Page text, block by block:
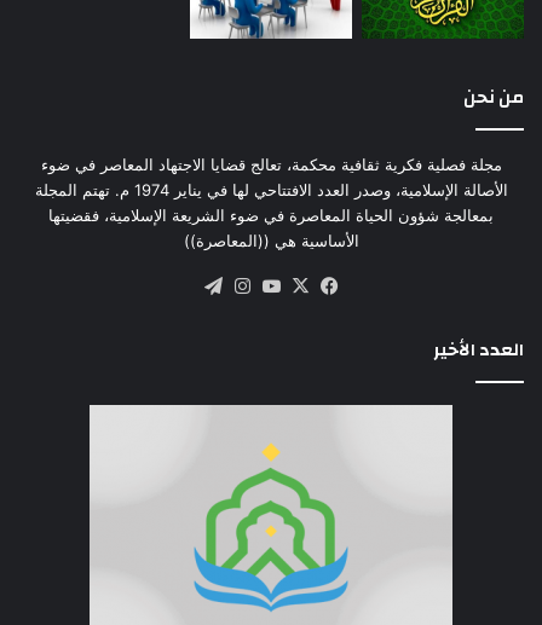
من نحن
مجلة فصلية فكرية ثقافية محكمة، تعالج قضايا الاجتهاد المعاصر في ضوء
الأصالة الإسلامية، وصدر العدد الافتتاحي لها في يناير 1974 م. تهتم المجلة
بمعالجة شؤون الحياة المعاصرة في ضوء الشريعة الإسلامية، فقضيتها
الأساسية هي ((المعاصرة))
فيسبوك
‫X
‫YouTube
انستقرام
العدد الأخير